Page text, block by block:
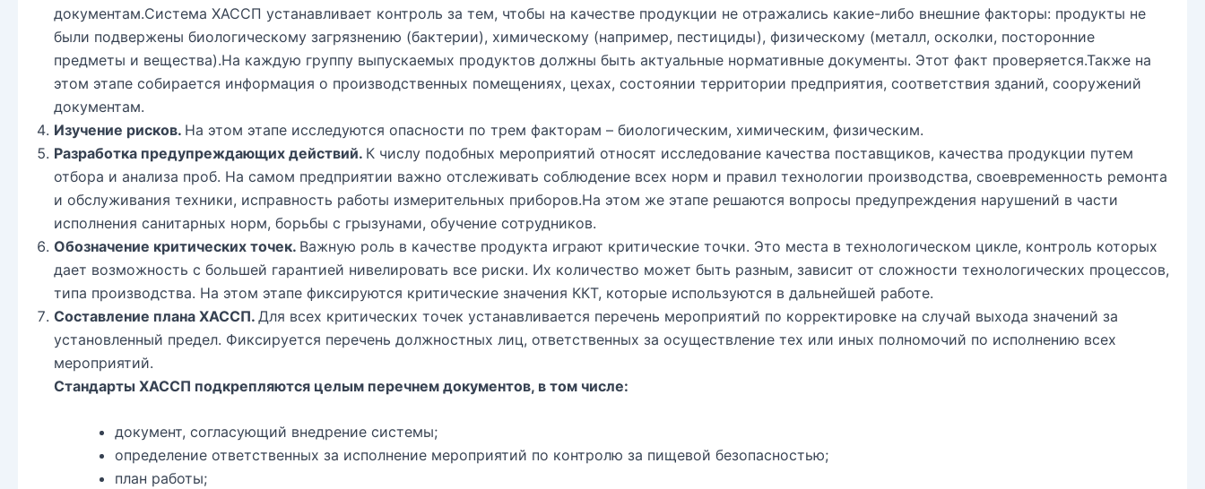
документам.Система ХАССП устанавливает контроль за тем, чтобы на качестве продукции не отражались какие-либо внешние факторы: продукты не
были подвержены биологическому загрязнению (бактерии), химическому (например, пестициды), физическому (металл, осколки, посторонние
предметы и вещества).На каждую группу выпускаемых продуктов должны быть актуальные нормативные документы. Этот факт проверяется.Также на
этом этапе собирается информация о производственных помещениях, цехах, состоянии территории предприятия, соответствия зданий, сооружений
документам.
Изучение рисков. На этом этапе исследуются опасности по трем факторам – биологическим, химическим, физическим.
Разработка предупреждающих действий. К числу подобных мероприятий относят исследование качества поставщиков, качества продукции путем
отбора и анализа проб. На самом предприятии важно отслеживать соблюдение всех норм и правил технологии производства, своевременность ремонта
и обслуживания техники, исправность работы измерительных приборов.На этом же этапе решаются вопросы предупреждения нарушений в части
исполнения санитарных норм, борьбы с грызунами, обучение сотрудников.
Обозначение критических точек. Важную роль в качестве продукта играют критические точки. Это места в технологическом цикле, контроль которых
дает возможность с большей гарантией нивелировать все риски. Их количество может быть разным, зависит от сложности технологических процессов,
типа производства. На этом этапе фиксируются критические значения ККТ, которые используются в дальнейшей работе.
Составление плана ХАССП. Для всех критических точек устанавливается перечень мероприятий по корректировке на случай выхода значений за
установленный предел. Фиксируется перечень должностных лиц, ответственных за осуществление тех или иных полномочий по исполнению всех
мероприятий.
Стандарты ХАССП подкрепляются целым перечнем документов, в том числе:
документ, согласующий внедрение системы;
определение ответственных за исполнение мероприятий по контролю за пищевой безопасностью;
план работы;